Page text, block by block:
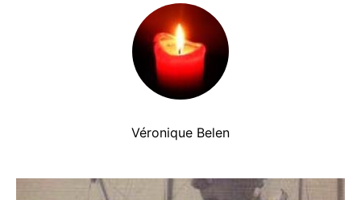
Véronique Belen